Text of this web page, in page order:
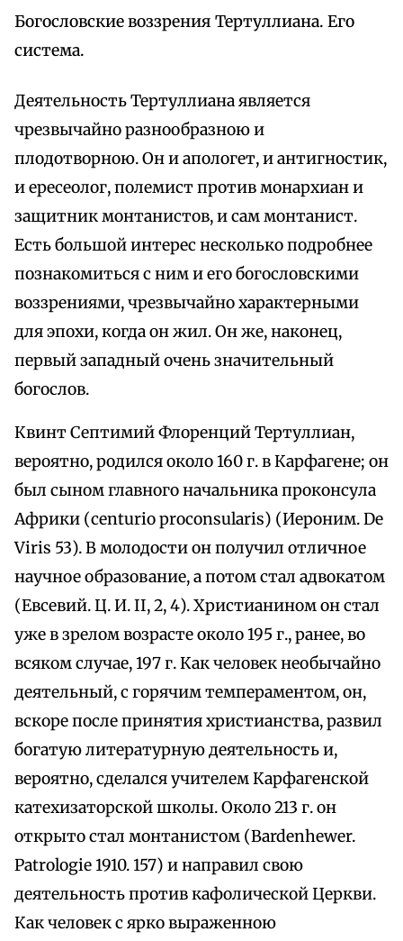
Богословские воззрения Тертуллиана. Его
система.
Деятельность Тертуллиана является
чрезвычайно разнообразною и
плодотворною. Он и апологет, и антигностик,
и ересеолог, полемист против монархиан и
защитник монтанистов, и сам монтанист.
Есть большой интерес несколько подробнее
познакомиться с ним и его богословскими
воззрениями, чрезвычайно характерными
для эпохи, когда он жил. Он же, наконец,
первый западный очень значительный
богослов.
Квинт Септимий Флоренций Тертуллиан,
вероятно, родился около 160 г. в Карфагене; он
был сыном главного начальника проконсула
Африки (centurio proconsularis) (Иероним. De
Viris 53). В молодости он получил отличное
научное образование, а потом стал адвокатом
(Евсевий. Ц. И. II, 2, 4). Христианином он стал
уже в зрелом возрасте около 195 г., ранее, во
всяком случае, 197 г. Как человек необычайно
деятельный, с горячим темпераментом, он,
вскоре после принятия христианства, развил
богатую литературную деятельность и,
вероятно, сделался учителем Карфагенской
катехизаторской школы. Около 213 г. он
открыто стал монтанистом (Bardenhewer.
Patrologie 1910. 157) и направил свою
деятельность против кафолической Церкви.
Как человек с ярко выраженною